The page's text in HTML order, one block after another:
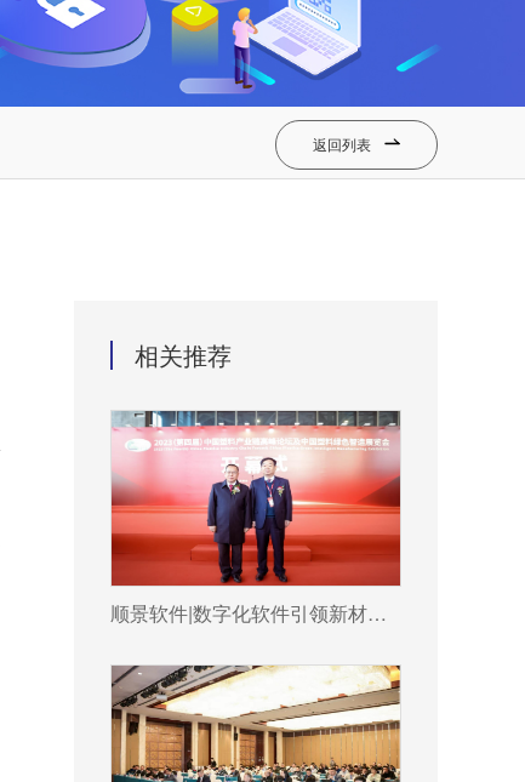
返回列表 
相关推荐
顺景软件|数字化软件引领新材料产业绿色智造新篇章